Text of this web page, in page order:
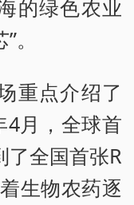
的绿色农业
。
重点介绍了
月，全球首
了全国首张R
生物农药逐